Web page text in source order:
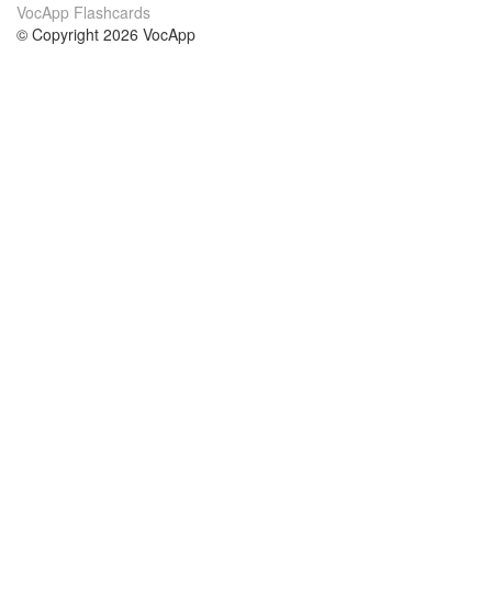
VocApp Flashcards
© Copyright 2026 VocApp